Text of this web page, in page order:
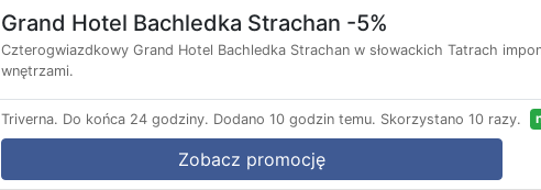
Grand Hotel Bachledka Strachan -5%
Czterogwiazdkowy Grand Hotel Bachledka Strachan w słowackich Tatrach
wnętrzami.
Triverna. Do końca 24 godziny. Dodano 10 godzin temu. Skorzystano 10 razy.
Zobacz promocję